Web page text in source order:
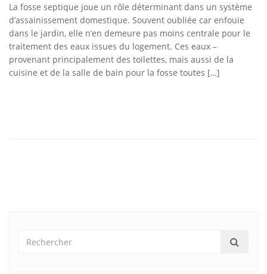
La fosse septique joue un rôle déterminant dans un système
d’assainissement domestique. Souvent oubliée car enfouie
dans le jardin, elle n’en demeure pas moins centrale pour le
traitement des eaux issues du logement. Ces eaux –
provenant principalement des toilettes, mais aussi de la
cuisine et de la salle de bain pour la fosse toutes […]